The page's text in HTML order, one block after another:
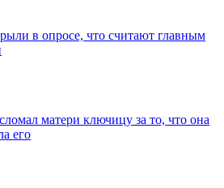
в опросе, что считают главным
матери ключицу за то, что она
его